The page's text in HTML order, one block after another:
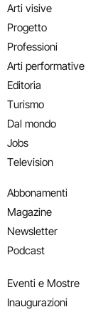
Arti visive
Progetto
Professioni
Arti performative
Editoria
Turismo
Dal mondo
Jobs
Television
Abbonamenti
Magazine
Newsletter
Podcast
Eventi e Mostre
Inaugurazioni